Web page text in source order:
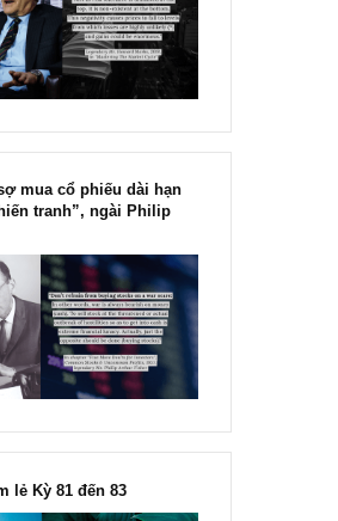
trong thái độ của đám
đối với rủi ro, Ngài Howard
sợ mua cổ phiếu dài hạn
chiến tranh”, ngài Philip